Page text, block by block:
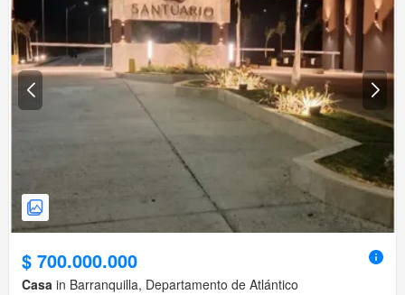
$ 700.000.000
Casa in Barranquilla, Departamento de Atlántico